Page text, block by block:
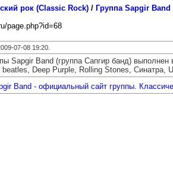
рок (Classic Rock)/ Группа Sapgir
page.php?id=68
07-08 19:20.
Sapgir Band (группа Сапгир банд) выполнен
Deep Purple, Rolling Stones, Синатра,
Band - официальный сайт группы.